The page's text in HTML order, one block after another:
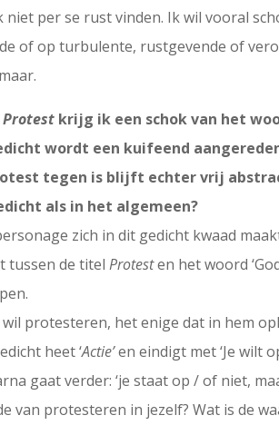
niet per se rust vinden. Ik wil vooral
of op turbulente, rustgevende of
Protest krijg ik een schok van het
wordt een kuifeend
tegen is blijft echter vrij
als in het algemeen?
zich in dit gedicht kwaad
tussen de titelProtesten het woord
protesteren, het enige dat in hem
heet ‘Actie’en eindigt met ‘Je wilt
gaat verder: ‘je staat op / of niet,
van protesteren in jezelf? Wat is de